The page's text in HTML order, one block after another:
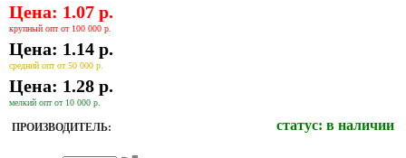
Цена: 1.07 р.
крупный опт от 100 000 р.
Цена: 1.14 р.
средний опт от 50 000 р.
Цена: 1.28 р.
мелкий опт от 10 000 р.
ПРОИЗВОДИТЕЛЬ: статус: в наличии